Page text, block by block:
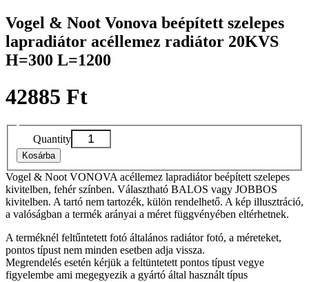
Vogel & Noot Vonova beépített szelepes
lapradiátor acéllemez radiátor 20KVS
H=300 L=1200
42885 Ft
Quantity
Kosárba
Vogel & Noot VONOVA acéllemez lapradiátor beépített szelepes
kivitelben, fehér színben. Választható BALOS vagy JOBBOS
kivitelben. A tartó nem tartozék, külön rendelhető. A kép illusztráció,
a valóságban a termék arányai a méret függvényében eltérhetnek.
A terméknél feltűntetett fotó általános radiátor fotó, a méreteket,
pontos típust nem minden esetben adja vissza.
Megrendelés esetén kérjük a feltüntetett pontos típust vegye
figyelembe ami megegyezik a gyártó által használt típus